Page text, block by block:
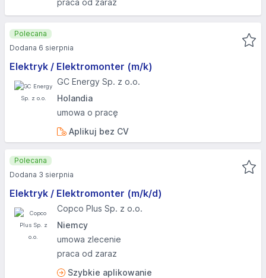
praca od zaraz
Elektryk / Elektromonter (m/k)
GC Energy Sp. z o.o.
Holandia
umowa o pracę
Aplikuj bez CV
Polecana
Dodana 6 sierpnia
Elektryk / Elektromonter (m/k/d)
Copco Plus Sp. z o.o.
Niemcy
umowa zlecenie
praca od zaraz
Szybkie aplikowanie
Polecana
Dodana 3 sierpnia